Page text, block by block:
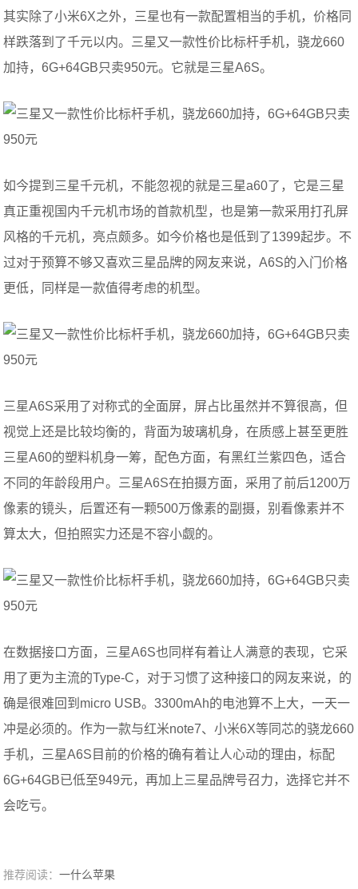
其实除了小米6X之外，三星也有一款配置相当的手机，价格同
样跌落到了千元以内。三星又一款性价比标杆手机，骁龙660
加持，6G+64GB只卖950元。它就是三星A6S。
如今提到三星千元机，不能忽视的就是三星a60了，它是三星
真正重视国内千元机市场的首款机型，也是第一款采用打孔屏
风格的千元机，亮点颇多。如今价格也是低到了1399起步。不
过对于预算不够又喜欢三星品牌的网友来说，A6S的入门价格
更低，同样是一款值得考虑的机型。
三星A6S采用了对称式的全面屏，屏占比虽然并不算很高，但
视觉上还是比较均衡的，背面为玻璃机身，在质感上甚至更胜
三星A60的塑料机身一筹，配色方面，有黑红兰紫四色，适合
不同的年龄段用户。三星A6S在拍摄方面，采用了前后1200万
像素的镜头，后置还有一颗500万像素的副摄，别看像素并不
算太大，但拍照实力还是不容小觑的。
在数据接口方面，三星A6S也同样有着让人满意的表现，它采
用了更为主流的Type-C，对于习惯了这种接口的网友来说，的
确是很难回到micro USB。3300mAh的电池算不上大，一天一
冲是必须的。作为一款与红米note7、小米6X等同芯的骁龙660
手机，三星A6S目前的价格的确有着让人心动的理由，标配
6G+64GB已低至949元，再加上三星品牌号召力，选择它并不
会吃亏。
推荐阅读：一什么苹果